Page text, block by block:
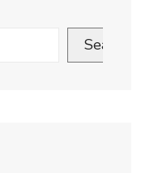
Search